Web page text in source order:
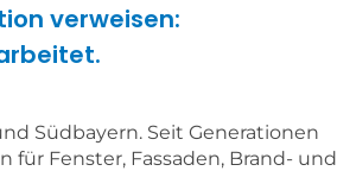
verweisen:
Südbayern. Seit Generationen
Fenster, Fassaden, Brand- und